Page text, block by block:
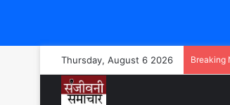
Thursday, August 6 2026 Breaking